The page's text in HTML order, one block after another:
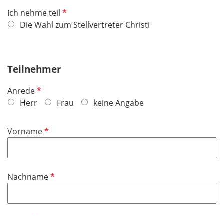
Ich nehme teil P
f
h
e
Die Wahl zum Stellvertreter Christi
Teilnehmer
AnredeP
f
c
f
e
Herr Frau keine Angabe
VornameP
c
t
NachnameP